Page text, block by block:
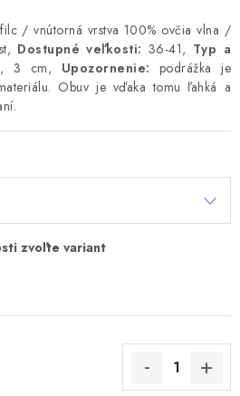
/ vnútorná vrstva 100% ovčia vlna /
Dostupné veľkosti: 36-41, Typ a
3 cm, Upozornenie: podrážka je
Obuv je vďaka tomu ľahká a